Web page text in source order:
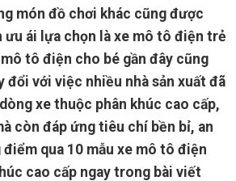
món đồ chơi khác cũng được
ưu ái lựa chọn là xe mô tô điện trẻ
tô điện cho bé gần đây cũng
đổi với việc nhiều nhà sản xuất đã
xe thuộc phân khúc cao cấp,
còn đáp ứng tiêu chí bền bỉ, an
qua 10 mẫu xe mô tô điện
cao cấp ngay trong bài viết